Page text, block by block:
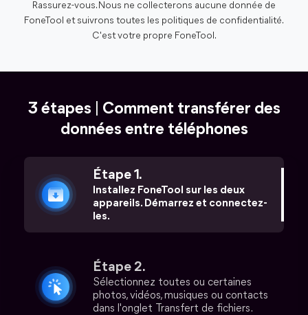
Rassurez-vous. Nous ne collecterons aucune donnée de
FoneTool et suivrons toutes les politiques de confidentialité.
C'est votre propre FoneTool.
3 étapes | Comment transférer des
données entre téléphones
Étape 1.
Installez FoneTool sur les deux
appareils. Démarrez et connectez-
les.
Étape 2.
Sélectionnez toutes ou certaines
photos, vidéos, musiques ou contacts
dans l'onglet Transfert de fichiers.